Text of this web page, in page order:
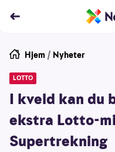
Hjem / Nyheter
LOTTO
I kveld kan du
ekstra Lotto-
Supertrekning